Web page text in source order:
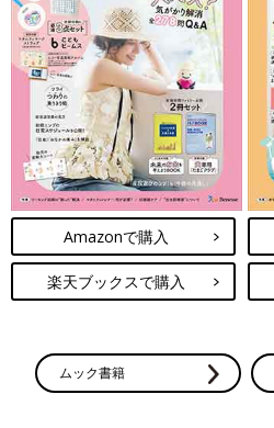
Amazonで購入
楽天ブックスで購入
ムック書籍